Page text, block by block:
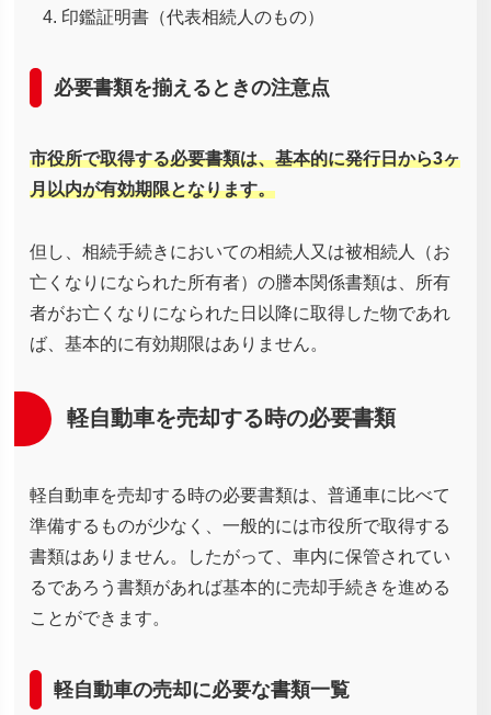
印鑑証明書（代表相続人のもの）
必要書類を揃えるときの注意点
市役所で取得する必要書類は、基本的に発行日から3ヶ
月以内が有効期限となります。
但し、相続手続きにおいての相続人又は被相続人（お
亡くなりになられた所有者）の謄本関係書類は、所有
者がお亡くなりになられた日以降に取得した物であれ
ば、基本的に有効期限はありません。
軽自動車を売却する時の必要書類
軽自動車を売却する時の必要書類は、普通車に比べて
準備するものが少なく、一般的には市役所で取得する
書類はありません。したがって、車内に保管されてい
るであろう書類があれば基本的に売却手続きを進める
ことができます。
軽自動車の売却に必要な書類一覧